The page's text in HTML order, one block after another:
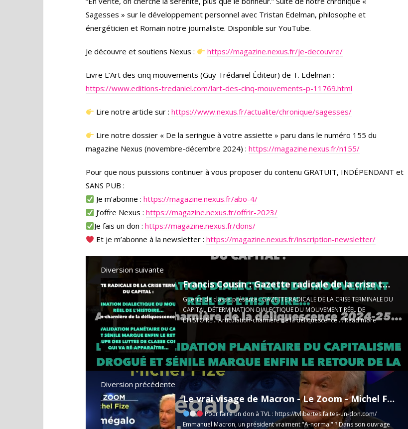
Sagesses » sur le développement personnel avec Tristan Edelman, philosophe et
énergéticien et Romain notre journaliste. Disponible sur YouTube.
Je découvre et soutiens Nexus : https://magazine.nexus.fr/je-decouvre/
Livre L’Art des cinq mouvements (Guy Trédaniel Éditeur) de T. Edelman :
https://www.editions-tredaniel.com/lart-des-cinq-mouvements-p-11769.html
Lire notre article sur :https://www.nexus.fr/actualite/chronique/sagesses/
Lire notre dossier « De la seringue à votre assiette » paru dans le numéro 155 du
magazine Nexus (novembre-décembre 2024) : https://magazine.nexus.fr/n155/
Pour que nous puissions continuer à vous proposer du contenu GRATUIT, INDÉPENDANT et
SANS PUB :
Je m’abonne :https://magazine.nexus.fr/abo-4/
J’offre Nexus :https://magazine.nexus.fr/offrir-2023/
Je fais un don :https://magazine.nexus.fr/dons/
Et je m’abonne à la newsletter :https://magazine.nexus.fr/inscription-newsletter/
Diversion suivante
Francis Cousin : Gazette radicale de la crise terminale du Capital, articulation-charnière 2024-2025
Guerre de classe présente : GAZETTE RADICALE DE LA CRISE TERMINALE DU
CAPITAL DÉTERMINATION DIALECTIQUE DU MOUVEMENT RÉEL DE
L’HISTOIRE… Articulation-charnière de la déliquescence ...Read more
Diversion précédente
Le vrai visage de Macron - Le Zoom - Michel Fize - TVL
Pour faire un don à TVL : https://tvlibertes.faites-un-don.com/
Emmanuel Macron, un président vraiment "A-normal" ? Dans son ouvrage